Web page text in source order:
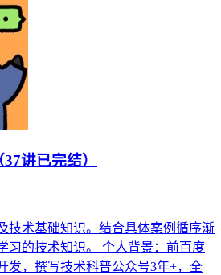
讲已完结）
技术基础知识。结合具体案例循序渐
习的技术知识。 个人背景：前百度
发，撰写技术科普公众号3年+，全